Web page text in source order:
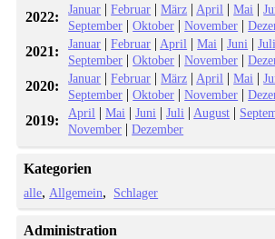
2022: Januar |Februar |März | April |Mai |
September |Oktober |November |
2021: Januar |Februar | April |Mai |Juni |Juli
September |Oktober |November |
2020: Januar |Februar |März | April |Mai |
September |Oktober |November |
2019: April |Mai |Juni |Juli | August |
November |Dezember
Kategorien
alle Allgemein Schlager
Administration